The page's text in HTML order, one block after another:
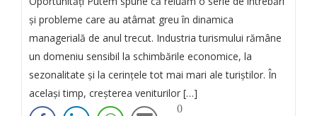
și probleme care au atârnat greu în dinamica
managerială de anul trecut. Industria turismului rămâne
un domeniu sensibil la schimbările economice, la
sezonalitate și la cerințele tot mai mari ale turiștilor. În
același timp, creșterea veniturilor […]
0